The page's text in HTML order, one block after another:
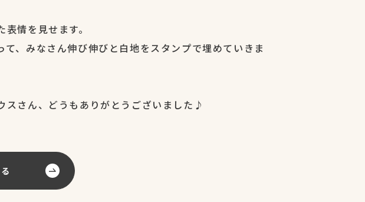
情を見せます。
、みなさん伸び伸びと白地をスタンプで埋めていきま
スさん、どうもありがとうございました♪